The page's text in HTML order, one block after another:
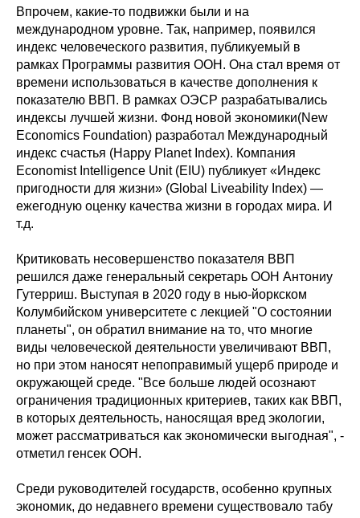
Впрочем, какие-то подвижки были и на
международном уровне. Так, например, появился
индекс человеческого развития, публикуемый в
рамках Программы развития ООН. Она стал время от
времени использоваться в качестве дополнения к
показателю ВВП. В рамках ОЭСР разрабатывались
индексы лучшей жизни. Фонд новой экономики(New
Economics Foundation) разработал Международный
индекс счастья (Happy Planet Index). Компания
Economist Intelligence Unit (EIU) публикует «Индекс
пригодности для жизни» (Global Liveability Index) —
ежегодную оценку качества жизни в городах мира. И
т.д.
Критиковать несовершенство показателя ВВП
решился даже генеральный секретарь ООН Антониу
Гутерриш. Выступая в 2020 году в нью-йоркском
Колумбийском университете с лекцией "О состоянии
планеты", он обратил внимание на то, что многие
виды человеческой деятельности увеличивают ВВП,
но при этом наносят непоправимый ущерб природе и
окружающей среде. "Все больше людей осознают
ограничения традиционных критериев, таких как ВВП,
в которых деятельность, наносящая вред экологии,
может рассматриваться как экономически выгодная", -
отметил генсек ООН.
Среди руководителей государств, особенно крупных
экономик, до недавнего времени существовало табу